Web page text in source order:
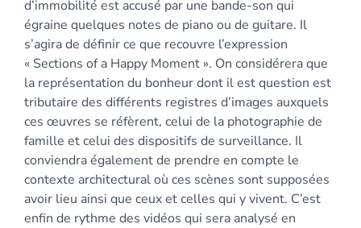
d’immobilité est accusé par une bande-son qui
égraine quelques notes de piano ou de guitare. Il
s’agira de définir ce que recouvre l’expression
« Sections of a Happy Moment ». On considérera que
la représentation du bonheur dont il est question est
tributaire des différents registres d’images auxquels
ces œuvres se réfèrent, celui de la photographie de
famille et celui des dispositifs de surveillance. Il
conviendra également de prendre en compte le
contexte architectural où ces scènes sont supposées
avoir lieu ainsi que ceux et celles qui y vivent. C’est
enfin de rythme des vidéos qui sera analysé en